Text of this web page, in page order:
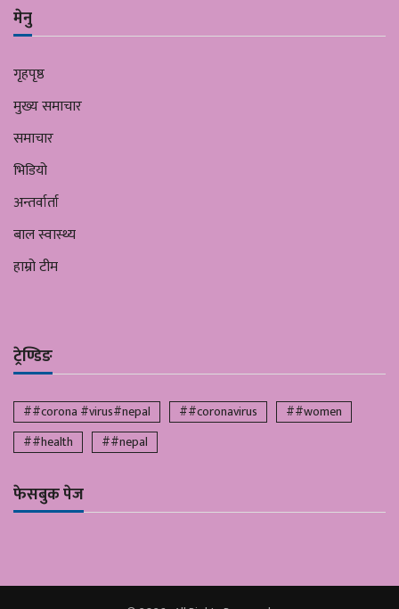
मेनु
गृहपृष्ठ
मुख्य समाचार
समाचार
भिडियो
अन्तर्वार्ता
बाल स्वास्थ्य
हाम्रो टीम
ट्रेण्डिङ
##corona #virus#nepal ##coronavirus
##women
##health
##nepal
फेसबुक पेज